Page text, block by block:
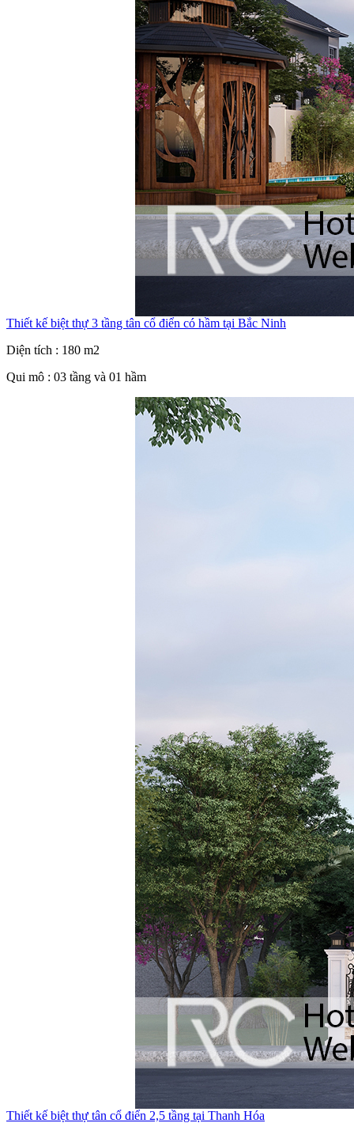
Thiết kế biệt thự 3 tầng tân cổ điển có hầm tại Bắc Ninh
Diện tích : 180 m2
Qui mô : 03 tầng và 01 hầm
Thiết kế biệt thự tân cổ điển 2,5 tầng tại Thanh Hóa